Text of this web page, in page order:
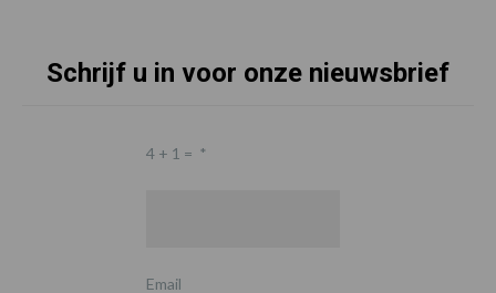
Schrijf u in voor onze nieuwsbrief
4 + 1 = *
Email